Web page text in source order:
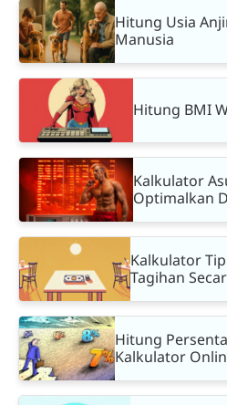
Hitung Usia
Manusia
Hitung BMI
Kalkulator
Optimalkan
Kalkulator
Tagihan
Hitung
Kalkulator